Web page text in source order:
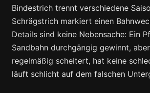
Bindestrich trennt verschiedene
Schrägstrich markiert einen
Details sind keine Nebensache: Ein
Sandbahn durchgängig gewinnt,
regelmäßig scheitert, hat keine
läuft schlicht auf dem falschen